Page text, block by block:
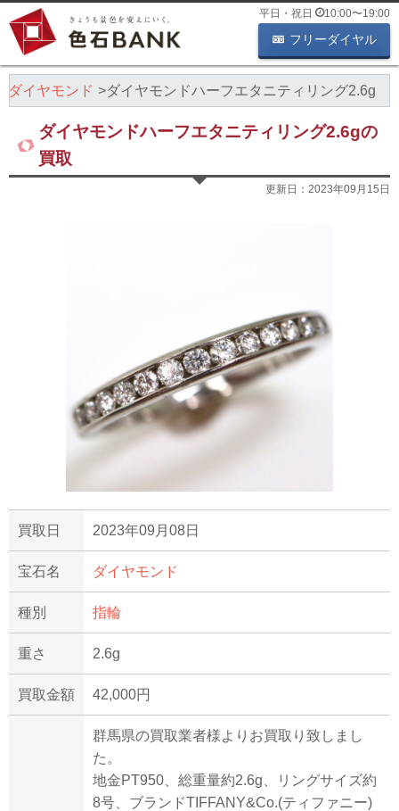
平日・祝日 10:00〜19:00
フリーダイヤル
ダイヤモンド ダイヤモンドハーフエタニティリング2.6g
ダイヤモンドハーフエタニティリング2.6gの
買取
更新日： 2023年09月15日
買取日 2023年09月08日
宝石名 ダイヤモンド
種別 指輪
重さ 2.6g
買取金額 42,000円
群馬県の買取業者様よりお買取り致しまし
た。
地金PT950、総重量約2.6g、リングサイズ約
8号、ブランドTIFFANY&Co.(ティファニー)